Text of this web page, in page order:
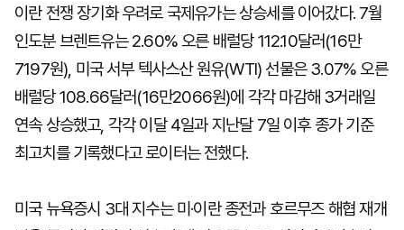
이란 전쟁 장기화 우려로 국제유가는 상승세를 이어갔다. 7월
인도분 브렌트유는 2.60% 오른 배럴당 112.10달러(16만
7197원), 미국 서부 텍사스산 원유(WTI) 선물은 3.07% 오른
배럴당 108.66달러(16만2066원)에 각각 마감해 3거래일
연속 상승했고, 각각 이달 4일과 지난달 7일 이후 종가 기준
최고치를 기록했다고 로이터는 전했다.
미국 뉴욕증시 3대 지수는 미·이란 종전과 호르무즈 해협 재개